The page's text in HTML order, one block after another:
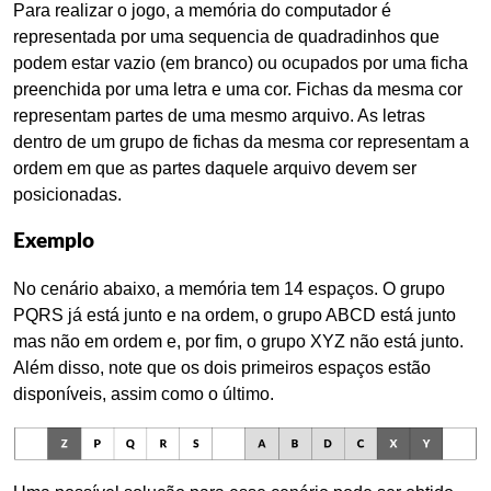
Para realizar o jogo, a memória do computador é
representada por uma sequencia de quadradinhos que
podem estar vazio (em branco) ou ocupados por uma ficha
preenchida por uma letra e uma cor. Fichas da mesma cor
representam partes de uma mesmo arquivo. As letras
dentro de um grupo de fichas da mesma cor representam a
ordem em que as partes daquele arquivo devem ser
posicionadas.
Exemplo
No cenário abaixo, a memória tem 14 espaços. O grupo
PQRS já está junto e na ordem, o grupo ABCD está junto
mas não em ordem e, por fim, o grupo XYZ não está junto.
Além disso, note que os dois primeiros espaços estão
disponíveis, assim como o último.